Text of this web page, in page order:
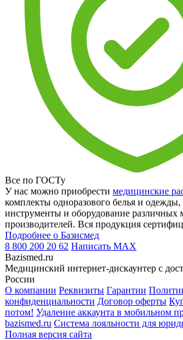
Все по ГОСТу
У нас можно приобрести медицинские
комплекты одноразового белья и
инструменты и оборудование различных
производителей. Вся продукция
Подробнее о Базисмед
8 800 200 20 62 Написать MAX
Bazismed.ru
Медицинский интернет-дискаунтер с
России
О компании Реквизиты Гарантии
конфиденциальности Договор оферты
потом! Удаление аккаунта в мобильном
bazismed.ru Система лояльности для
Полная версия сайта